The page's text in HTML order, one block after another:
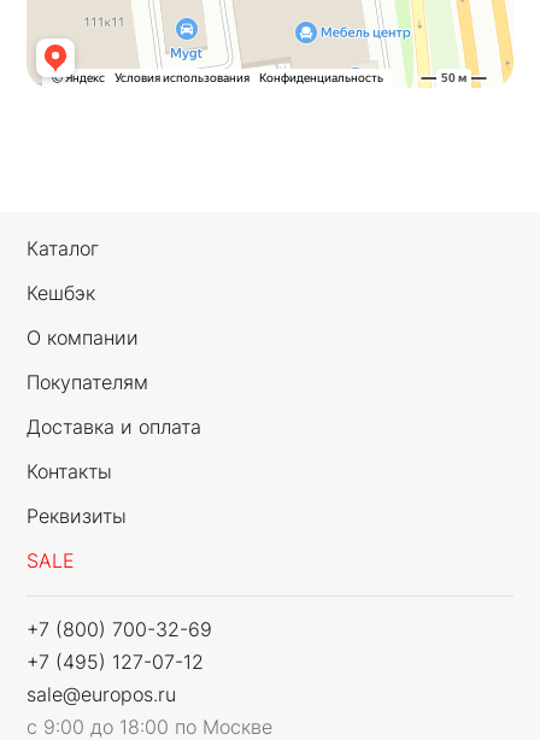
Каталог
Кешбэк
О компании
Покупателям
Доставка и оплата
Контакты
Реквизиты
SALE
+7 (800) 700-32-69
+7 (495) 127-07-12
sale@europos.ru
с 9:00 до 18:00 по Москве